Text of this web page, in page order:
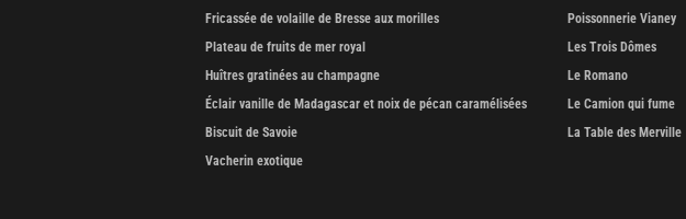
Fricassée de volaille de Bresse aux morilles
Plateau de fruits de mer royal
Huîtres gratinées au champagne
Éclair vanille de Madagascar et noix de pécan caramélisées
Biscuit de Savoie
Vacherin exotique
Poissonnerie Vianey
Les Trois Dômes
Le Romano
Le Camion qui fume
La Table des Merville